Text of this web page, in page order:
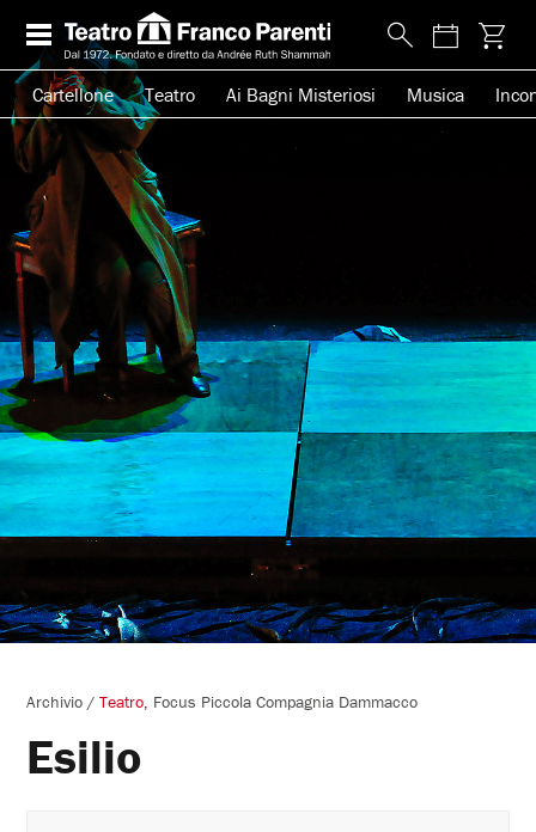
Cartellone Teatro Ai Bagni Misteriosi Musica
Archivio /Teatro Focus Piccola Compagnia Dammacco
Esilio